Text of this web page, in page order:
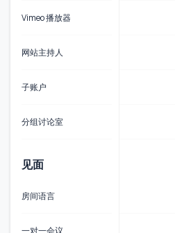
Vimeo 播放器
网站主持人
子账户
分组讨论室
见面
房间语言
一对一会议